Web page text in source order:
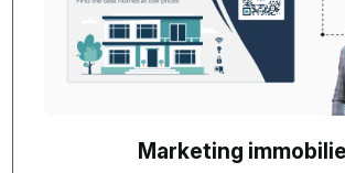
Marketing